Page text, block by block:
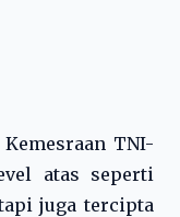
Kemesraan TNI-
atas seperti
juga tercipta